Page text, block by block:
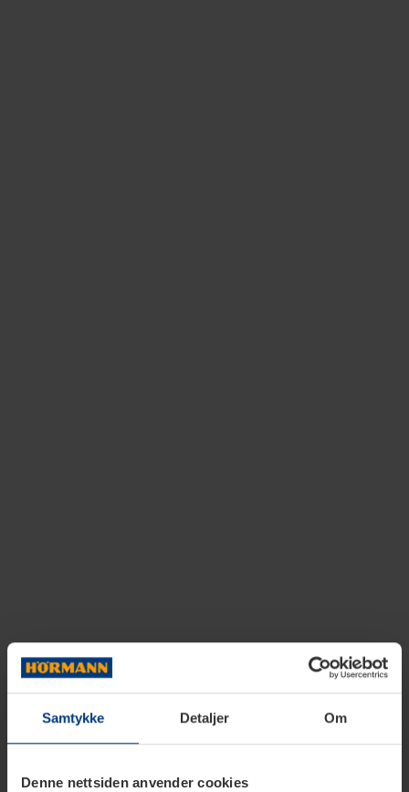
Samtykke Detaljer Om
Denne nettsiden anvender cookies